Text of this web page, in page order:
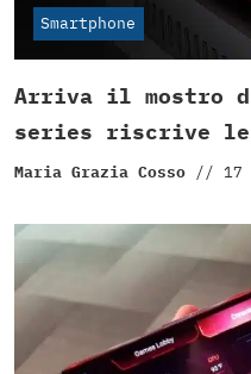
Smartphone
Arriva il mostro di
series riscrive
Maria Grazia Cosso // 17